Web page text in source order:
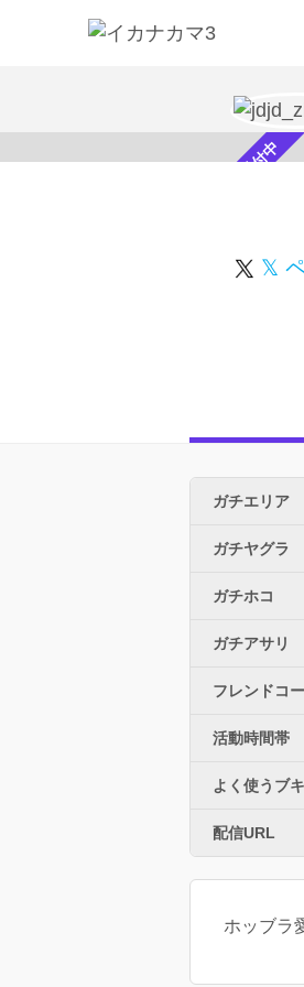
スカウト受付中
𝕏
ガチエリア
ガチヤグラ
ガチホコ
ガチアサリ
フレンドコ
活動時間帯
よく使うブキ
配信URL
ホッブラ